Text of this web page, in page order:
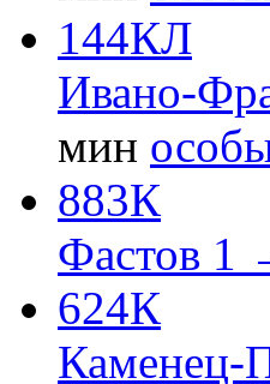
144КЛ
Ивано-
мин
883К
Фастов
624К
Каменец-